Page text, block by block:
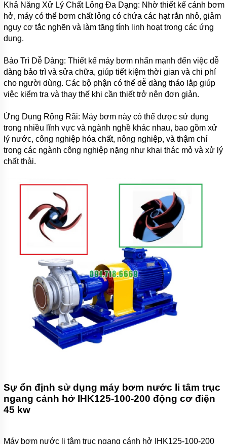
MÁY
BƠM
NƯỚC
GIẾNG
BƠM
NƯỚC
NÔNG
NGHIỆP
THỔI
KHÍ
MÁY
KHUẤY
CHÌM
PHÂN
(HÚT
DẦU
NHỚT)
CÔNG
Khả Năng Xử Lý Chất Lỏng Đa Dạng: Nhờ thiết kế cánh bơm
hở, máy có thể bơm chất lỏng có chứa các hạt rắn nhỏ, giảm
nguy cơ tắc nghẽn và làm tăng tính linh hoạt trong các ứng
dụng.
Bảo Trì Dễ Dàng: Thiết kế máy bơm nhấn mạnh đến việc dễ
dàng bảo trì và sửa chữa, giúp tiết kiệm thời gian và chi phí
cho người dùng. Các bộ phận có thể dễ dàng tháo lắp giúp
việc kiểm tra và thay thế khi cần thiết trở nên đơn giản.
Ứng Dụng Rộng Rãi: Máy bơm này có thể được sử dụng
trong nhiều lĩnh vực và ngành nghề khác nhau, bao gồm xử
lý nước, công nghiệp hóa chất, nông nghiệp, và thậm chí
trong các ngành công nghiệp nặng như khai thác mỏ và xử lý
chất thải.
Sự ổn định sử dụng máy bơm nước li tâm trục
ngang cánh hở IHK125-100-200 động cơ điện
45 kw
Máy bơm nước li tâm trục ngang cánh hở IHK125-100-200